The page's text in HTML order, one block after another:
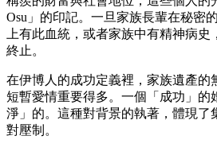
Osu」的印記。一旦家族長輩在秘密
上有此血統，或者家族中有精神病
終止。
在伊博人的成功定義裡，家族遺產的
短暫愛情重要得多。一個「成功」的
淨」的。這種對背景的執著，體現了
對壓制。